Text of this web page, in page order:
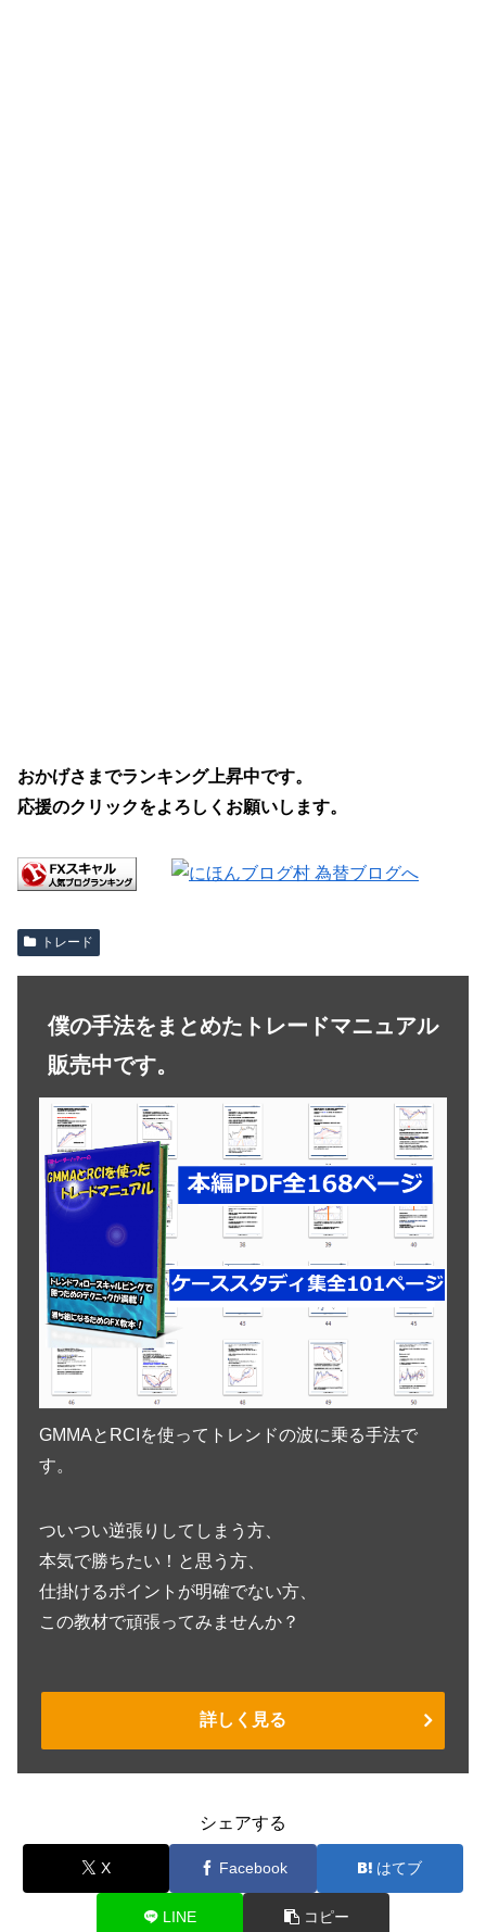
おかげさまでランキング上昇中です。
応援のクリックをよろしくお願いします。
トレード
僕の手法をまとめたトレードマニュアル
販売中です。
GMMAとRCIを使ってトレンドの波に乗る手法で
す。
ついつい逆張りしてしまう方、
本気で勝ちたい！と思う方、
仕掛けるポイントが明確でない方、
この教材で頑張ってみませんか？
詳しく見る
シェアする
X Facebook はてブ
LINE コピー